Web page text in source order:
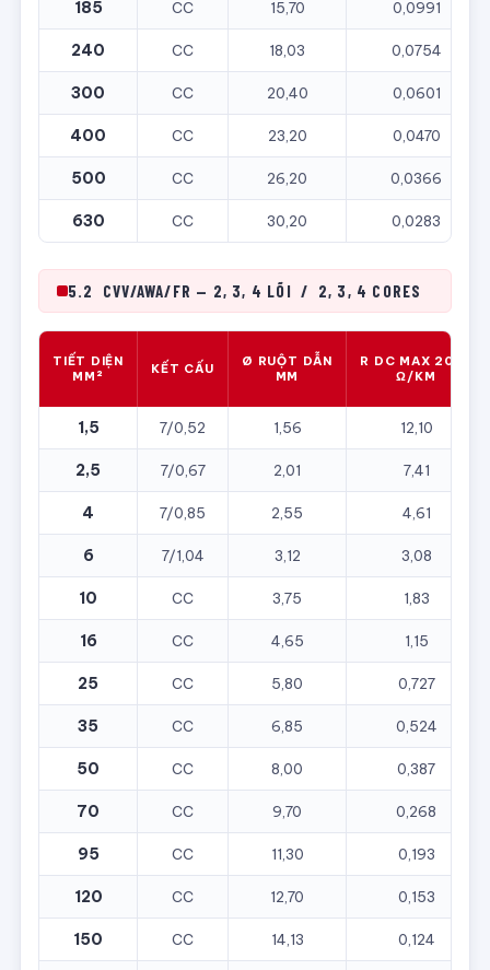
185 CC 15,70 0,0991
240 CC 18,03 0,0754
300 CC 20,40 0,0601
400 CC 23,20 0,0470
500 CC 26,20 0,0366
630 CC 30,20 0,0283
5.2 CVV/AWA/FR — 2, 3, 4 LÕI / 2, 3, 4 CORES
TIẾT DIỆN
MM²
KẾT CẤU
Ø RUỘT DẪN
MM
R DC MAX 20°C
Ω/KM
1,5 7/0,52 1,56 12,10
2,5 7/0,67 2,01 7,41
4 7/0,85 2,55 4,61
6 7/1,04 3,12 3,08
10 CC 3,75 1,83
16 CC 4,65 1,15
25 CC 5,80 0,727
35 CC 6,85 0,524
50 CC 8,00 0,387
70 CC 9,70 0,268
95 CC 11,30 0,193
120 CC 12,70 0,153
150 CC 14,13 0,124